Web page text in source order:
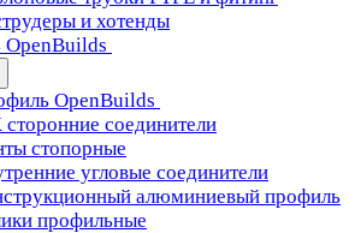
и хотенды
OpenBuilds
соединители
стопорные
угловые соединители
алюминиевый профиль
профильные